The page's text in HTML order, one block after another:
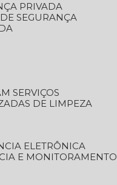
PRIVADA
SEGURANÇA
SERVIÇOS
DE LIMPEZA
ELETRÔNICA
E MONITORAMENTO